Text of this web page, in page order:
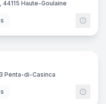
Haute-Goulaine
7
Penta-di-Casinca